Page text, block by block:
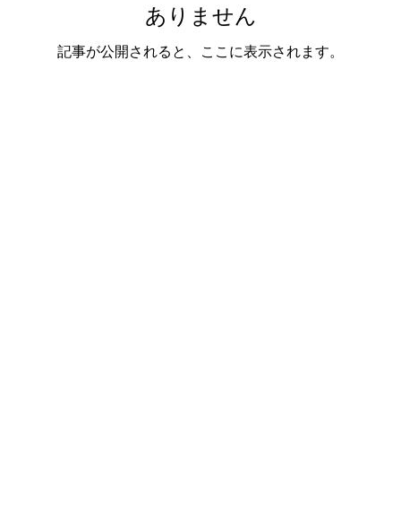
ありません
記事が公開されると、ここに表示されます。